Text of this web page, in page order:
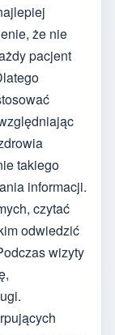
że nie
pacjent
takiego
informacji.
czytać
odwiedzić
wizyty